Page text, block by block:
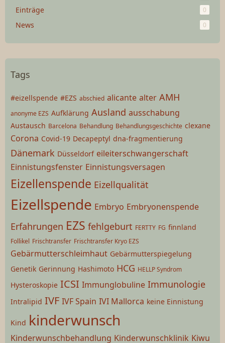
Einträge 0
News 0
Tags
#eizellspende #EZS abschied alicante alter AMH
anonyme EZS Aufklärung Ausland ausschabung
Austausch Barcelona Behandlung Behandlungsgeschichte clexane
Corona Covid-19 Decapeptyl dna-fragmentierung
Dänemark Düsseldorf eileiterschwangerschaft
Einnistungsfenster Einnistungsversagen
Eizellenspende Eizellqualität
Eizellspende Embryo Embryonenspende
Erfahrungen EZS fehlgeburt FERTTY FG finnland
Follikel Frischtransfer Frischtransfer Kryo EZS
Gebärmutterschleimhaut Gebärmutterspiegelung
Genetik Gerinnung Hashimoto HCG HELLP Syndrom
Hysteroskopie ICSI Immunglobuline Immunologie
Intralipid IVF IVF Spain IVI Mallorca keine Einnistung
Kind kinderwunsch
Kinderwunschbehandlung Kinderwunschklinik Kiwu